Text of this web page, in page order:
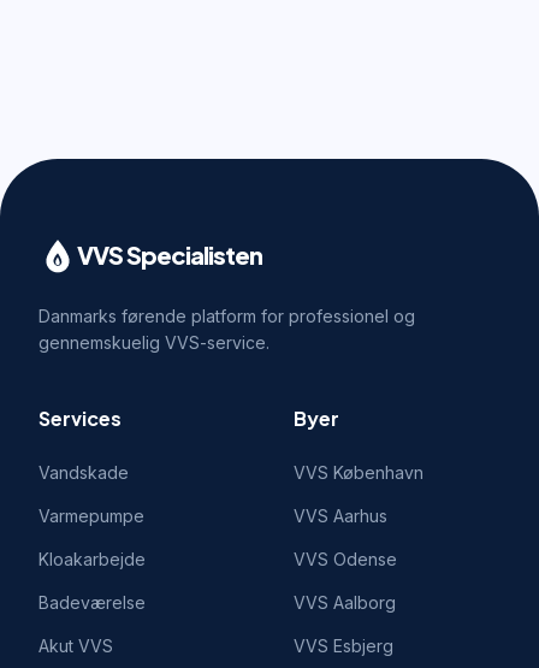
VVS Specialisten
Danmarks førende platform for professionel og
gennemskuelig VVS-service.
Services
Vandskade
Varmepumpe
Kloakarbejde
Badeværelse
Akut VVS
Byer
VVS København
VVS Aarhus
VVS Odense
VVS Aalborg
VVS Esbjerg